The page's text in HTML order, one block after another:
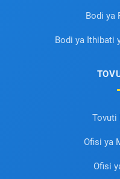
Bodi ya
Bodi ya Ithibati
Tovuti
Ofisi ya
Ofisi